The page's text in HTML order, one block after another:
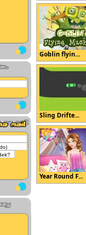
Goblin flyin...
Sling Drifte...
Year Round F...